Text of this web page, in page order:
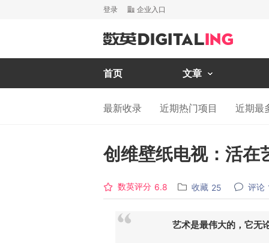
登录 企业入口
首页 文章
最新收录 近期热门项目 近期最
创维壁纸电视：活在
数英评分 6.8 收藏 25 评论
艺术是最伟大的，它无